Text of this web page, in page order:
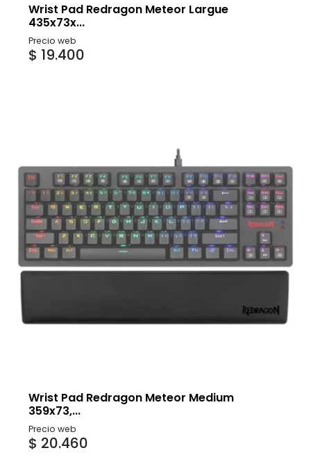
Wrist Pad Redragon Meteor Largue
435x73x...
Precio web
$ 19.400
Wrist Pad Redragon Meteor Medium
359x73,...
Precio web
$ 20.460